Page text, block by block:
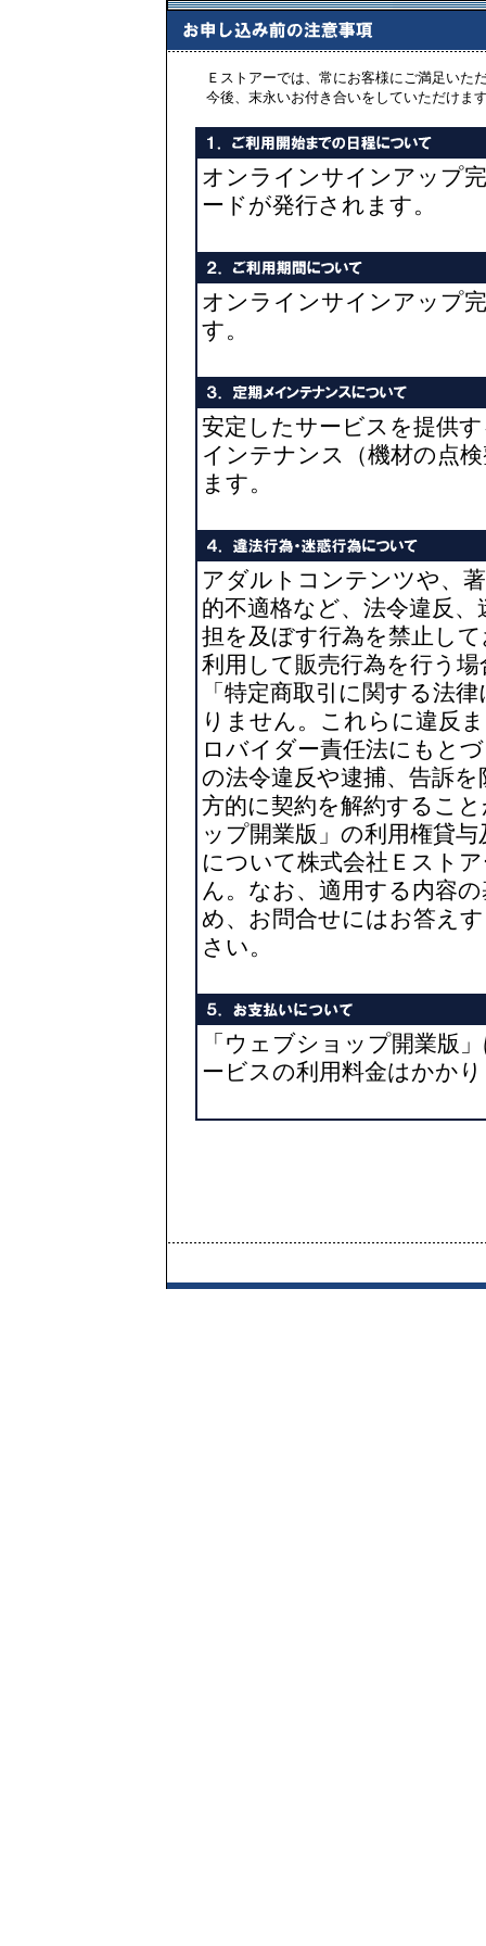
Ｅストアーでは、常にお客様にご満足いた
今後、末永いお付き合いをしていただけま
オンラインサインアップ
ードが発行されます。
オンラインサインアップ
す。
安定したサービスを提供
インテナンス（機材の点
ます。
アダルトコンテンツや、
的不適格など、法令違反
担を及ぼす行為を禁止し
利用して販売行為を行う
「特定商取引に関する法
りません。これらに違反
ロバイダー責任法にもと
の法令違反や逮捕、告訴
方的に契約を解約するこ
ップ開業版」の利用権貸
について株式会社Ｅスト
ん。なお、適用する内容
め、お問合せにはお答え
さい。
「ウェブショップ開業版
ービスの利用料金はかか